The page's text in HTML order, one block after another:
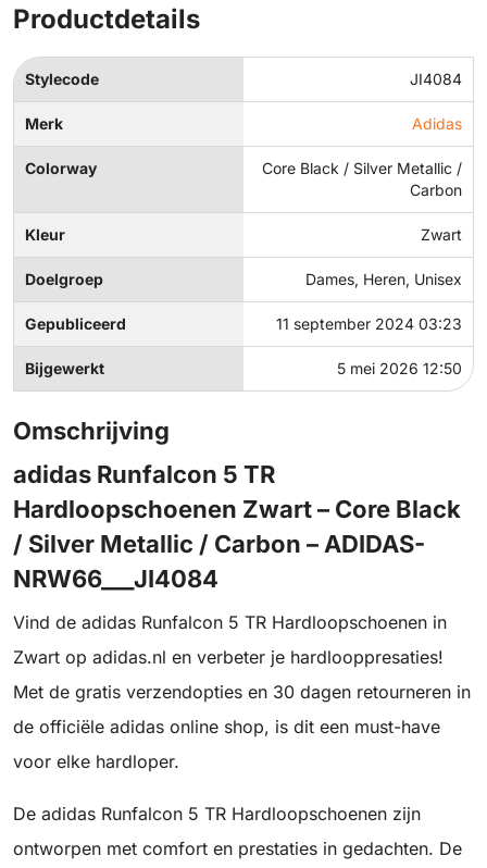
Productdetails
Stylecode JI4084
Merk Adidas
Colorway
Core Black / Silver Metallic /
Carbon
Kleur Zwart
Doelgroep Dames, Heren, Unisex
Gepubliceerd 11 september 2024 03:23
Bijgewerkt 5 mei 2026 12:50
Omschrijving
adidas Runfalcon 5 TR
Hardloopschoenen Zwart – Core Black
/ Silver Metallic / Carbon – ADIDAS-
NRW66___JI4084
Vind de adidas Runfalcon 5 TR Hardloopschoenen in
Zwart op adidas.nl en verbeter je hardlooppresaties!
Met de gratis verzendopties en 30 dagen retourneren in
de officiële adidas online shop, is dit een must-have
voor elke hardloper.
De adidas Runfalcon 5 TR Hardloopschoenen zijn
ontworpen met comfort en prestaties in gedachten. De